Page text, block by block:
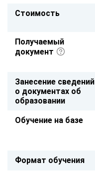
Стоимость
Получаемый
документ
Занесение сведений
о документах об
образовании
Обучение на базе
Формат обучения